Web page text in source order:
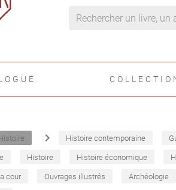
navigate_next Histoire contemporaine
Histoire Histoire économique
cour Ouvrages illustrés Archéologie